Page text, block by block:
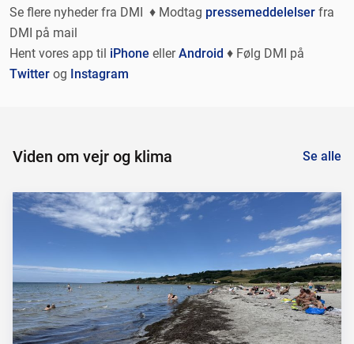
Se flere nyheder fra DMI ♦ Modtag pressemeddelelser fra
DMI på mail
Hent vores app til iPhone ellerAndroid ♦ Følg DMI på
Twitter og Instagram
Viden om vejr og klima Se alle